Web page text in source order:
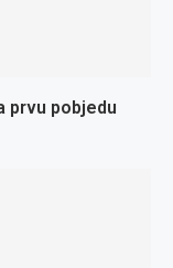
prvu pobjedu